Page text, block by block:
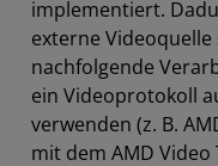
implementiert.
externe
nachfolgende
ein Videoprotokoll
verwenden (z. B.
mit dem AMD Video